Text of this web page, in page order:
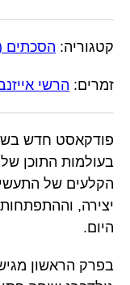
קטגוריה: הסכתים
זמרים: הרשי
פודקאסט חדש
בעולמות התוכן
הקלעים של
יצירה,
היום.
בפרק הראשון